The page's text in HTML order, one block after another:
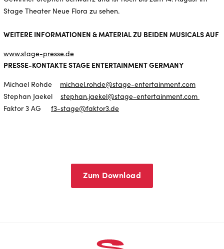
Stage Theater Neue Flora zu sehen.
WEITERE INFORMATIONEN & MATERIAL ZU BEIDEN MUSICALS AUF
www.stage-presse.de
PRESSE-KONTAKTE STAGE ENTERTAINMENT GERMANY
Michael Rohde michael.rohde@stage-entertainment.com
Stephan Jaekel stephan.jaekel@stage-entertainment.com
Faktor 3 AG f3-stage@faktor3.de
Zum Download